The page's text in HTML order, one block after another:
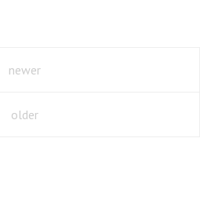
newer
older